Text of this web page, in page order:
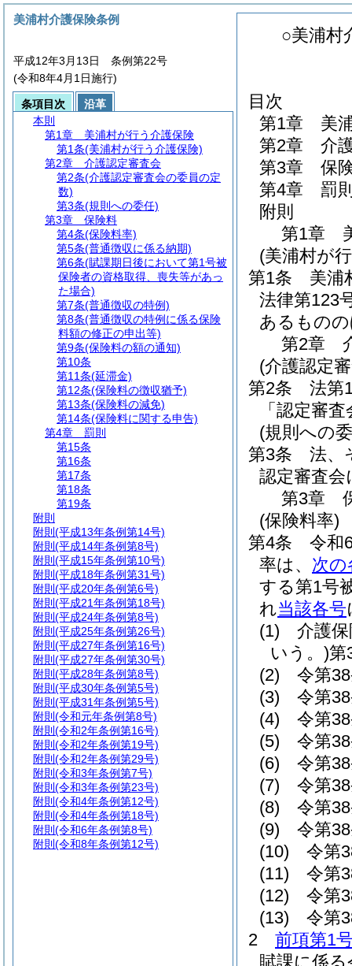
○美浦村
目次
第1章
美
第2章
介
第3章
保
第4章
罰
附則
第1章
(美浦村が
第1条
美浦
法律第123
あるもの
第2章
(介護認定
第2条
法第
「認定審
(規則への
第3条
法、
認定審査
第3章
(保険料率)
第4条
令和
率は、 次の
する第1号
れ当該各号
(1)
介護
いう。)第
(2)
令第
(3)
令第
(4)
令第
(5)
令第
(6)
令第
(7)
令第
(8)
令第
(9)
令第
(10)
令第
(11)
令第
(12)
令第
(13)
令第
2
前項第1
賦課に係
美浦村介護保険条例
平成12年3月13日 条例第22号
(令和8年4月1日施行)
条項目次
沿革
本則
第1章
美浦村が行う介護保険
第1条(美浦村が行う介護保険)
第2章
介護認定審査会
第2条(介護認定審査会の委員の定
数)
第3条(規則への委任)
第3章
保険料
第4条(保険料率)
第5条(普通徴収に係る納期)
第6条(賦課期日後において第1号被
保険者の資格取得、喪失等があっ
た場合)
第7条(普通徴収の特例)
第8条(普通徴収の特例に係る保険
料額の修正の申出等)
第9条(保険料の額の通知)
第10条
第11条(延滞金)
第12条(保険料の徴収猶予)
第13条(保険料の減免)
第14条(保険料に関する申告)
第4章
罰則
第15条
第16条
第17条
第18条
第19条
附則
附則 (平成13年条例第14号)
附則 (平成14年条例第8号)
附則 (平成15年条例第10号)
附則 (平成18年条例第31号)
附則 (平成20年条例第6号)
附則 (平成21年条例第18号)
附則 (平成24年条例第8号)
附則 (平成25年条例第26号)
附則 (平成27年条例第16号)
附則 (平成27年条例第30号)
附則 (平成28年条例第8号)
附則 (平成30年条例第5号)
附則 (平成31年条例第5号)
附則 (令和元年条例第8号)
附則 (令和2年条例第16号)
附則 (令和2年条例第19号)
附則 (令和2年条例第29号)
附則 (令和3年条例第7号)
附則 (令和3年条例第23号)
附則 (令和4年条例第12号)
附則 (令和4年条例第18号)
附則 (令和6年条例第8号)
附則 (令和8年条例第12号)